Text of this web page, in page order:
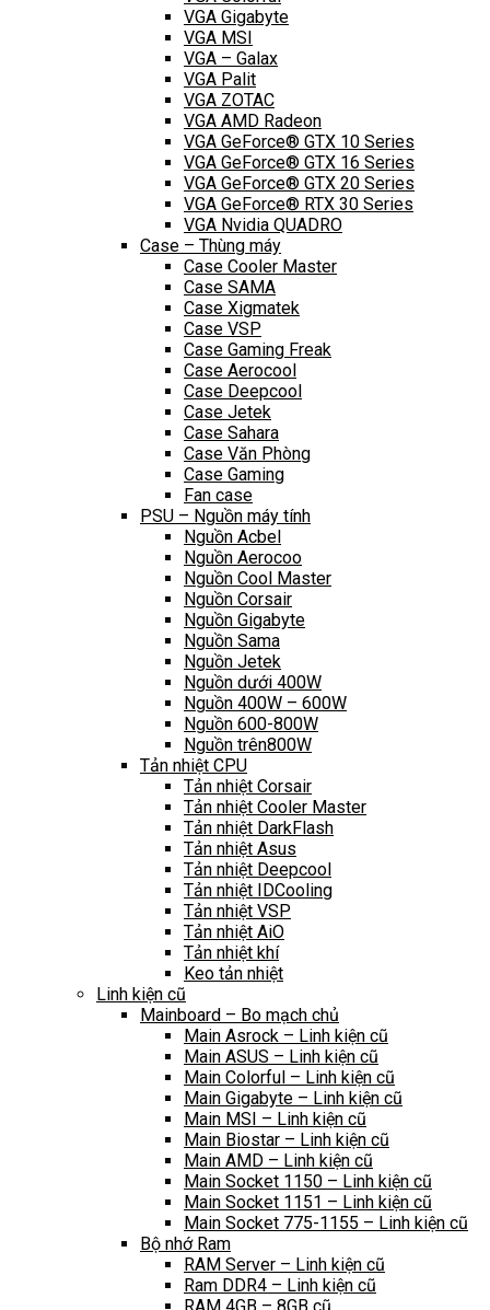
VGA Gigabyte
VGA MSI
VGA – Galax
VGA Palit
VGA ZOTAC
VGA AMD Radeon
VGA GeForce® GTX 10 Series
VGA GeForce® GTX 16 Series
VGA GeForce® GTX 20 Series
VGA GeForce® RTX 30 Series
VGA Nvidia QUADRO
Case – Thùng máy
Case Cooler Master
Case SAMA
Case Xigmatek
Case VSP
Case Gaming Freak
Case Aerocool
Case Deepcool
Case Jetek
Case Sahara
Case Văn Phòng
Case Gaming
Fan case
PSU – Nguồn máy tính
Nguồn Acbel
Nguồn Aerocoo
Nguồn Cool Master
Nguồn Corsair
Nguồn Gigabyte
Nguồn Sama
Nguồn Jetek
Nguồn dưới 400W
Nguồn 400W – 600W
Nguồn 600-800W
Nguồn trên800W
Tản nhiệt CPU
Tản nhiệt Corsair
Tản nhiệt Cooler Master
Tản nhiệt DarkFlash
Tản nhiệt Asus
Tản nhiệt Deepcool
Tản nhiệt IDCooling
Tản nhiệt VSP
Tản nhiệt AiO
Tản nhiệt khí
Keo tản nhiệt
Linh kiện cũ
Mainboard – Bo mạch chủ
Main Asrock – Linh kiện cũ
Main ASUS – Linh kiện cũ
Main Colorful – Linh kiện cũ
Main Gigabyte – Linh kiện cũ
Main MSI – Linh kiện cũ
Main Biostar – Linh kiện cũ
Main AMD – Linh kiện cũ
Main Socket 1150 – Linh kiện cũ
Main Socket 1151 – Linh kiện cũ
Main Socket 775-1155 – Linh kiện cũ
Bộ nhớ Ram
RAM Server – Linh kiện cũ
Ram DDR4 – Linh kiện cũ